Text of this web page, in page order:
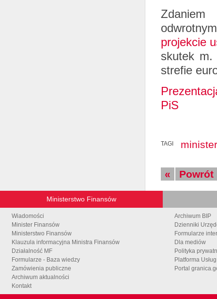
projekcie
skutek m.
strefie
PiS
TAGI
« Powrót
Ministerstwo Finansów
Wiadomości
Minister Finansów
Ministerstwo Finansów
Klauzula informacyjna Ministra Finansów
Działalność MF
Formularze - Baza wiedzy
Zamówienia publiczne
Archiwum aktualności
Kontakt
Archiwum BIP
Dzienniki
Formularze
Dla mediów
Polityka
Platforma
Portal